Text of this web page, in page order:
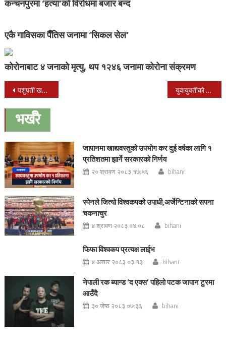
कन्चनपुरमा ‘हत्या’को विरोधमा बजार बन्द
एकै गाविसका पैँतिस जनामा ‘सिकल सेल’
कोरोनाबाट ४ जनाको मृत्यु, थप १२४६ जनामा कोरोना संक्रमण
Post
navigation
पशुपती खनालको बझाङ सुर्माताल बोलको देउडा गित सार्वजनीक युवायुवतीको प्रतिभा उजागर गर्न अवसर दिनुपर्छ : डा शर्मा
भर्खरै
जापानमा खाद्यवस्तुको उपभोग कर दुई वर्षका लागि १
प्रतिशतमा झार्ने सरकारको निर्णय
२० श्रावण २०८३ १७:५६ bihani
स्पेनले जित्यो विश्वकपको उपाधी,अर्जेन्टिनाको सपना
चकनाचुर
४ श्रावण २०८३ ०४:०८ bihani
फिफा विश्वकप प्रत्यक्ष लाईभ
४ असार २०८३ ०३:१३ bihani
नेपाली रक ब्यान्ड ‘द एक्स’ पहिलो पटक जापान टुरमा
आउँदै
३० जेष्ठ २०८३ ०७:३६ bihani